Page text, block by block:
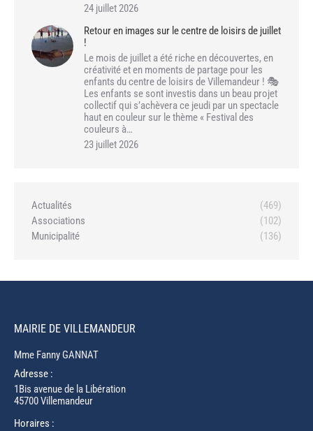
24 juillet 2026
Retour en images sur le centre de loisirs de juillet
!
Le mois de juillet a été riche en découvertes, en
créativité et en moments de partage pour les
enfants du centre de loisirs de Villemandeur ! 🎭
Les enfants se sont investis dans un beau projet
collectif qui s’achèvera ce jeudi par un spectacle
haut en couleur sur le thème « Festival des
couleurs à…
23 juillet 2026
Actualités
(469)
Associations
(102)
Municipalité
(136)
MAIRIE DE VILLEMANDEUR
Mme Fanny GANNAT
Adresse :
1Bis avenue de la Libération
45700 Villemandeur
Horaires :